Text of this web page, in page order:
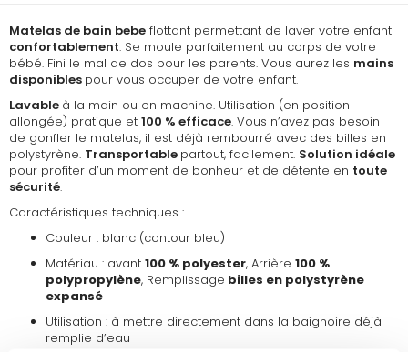
Matelas de bain bebe flottant permettant de laver votre enfant
confortablement. Se moule parfaitement au corps de votre
bébé. Fini le mal de dos pour les parents. Vous aurez les mains
disponibles pour vous occuper de votre enfant.
Lavable à la main ou en machine. Utilisation (en position
allongée) pratique et 100 % efficace. Vous n’avez pas besoin
de gonfler le matelas, il est déjà rembourré avec des billes en
polystyrène. Transportable partout, facilement. Solution idéale
pour profiter d’un moment de bonheur et de détente en toute
sécurité.
Caractéristiques techniques :
Couleur : blanc (contour bleu)
Matériau : avant 100 % polyester, Arrière 100 %
polypropylène, Remplissage billes en polystyrène
expansé
Utilisation : à mettre directement dans la baignoire déjà
remplie d’eau